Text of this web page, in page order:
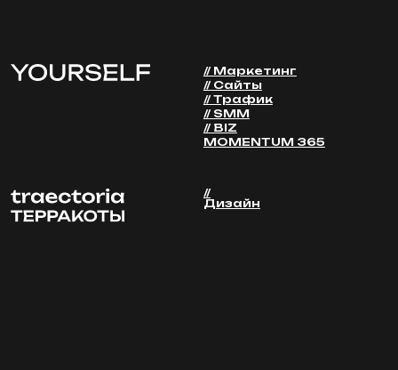
Пользовательское
соглашение
Cookie-политика
Договор оферта
рассылка